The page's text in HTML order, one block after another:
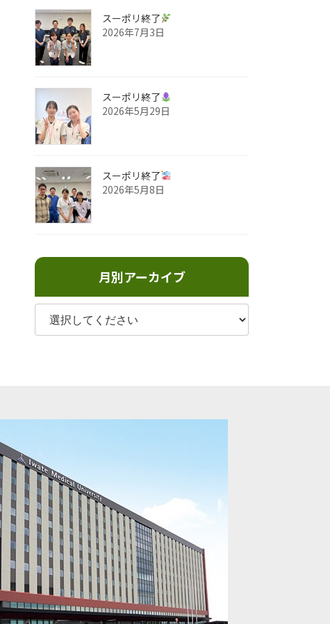
スーポリ終了
2026年7月3日
スーポリ終了
2026年5月29日
スーポリ終了
2026年5月8日
月別アーカイブ